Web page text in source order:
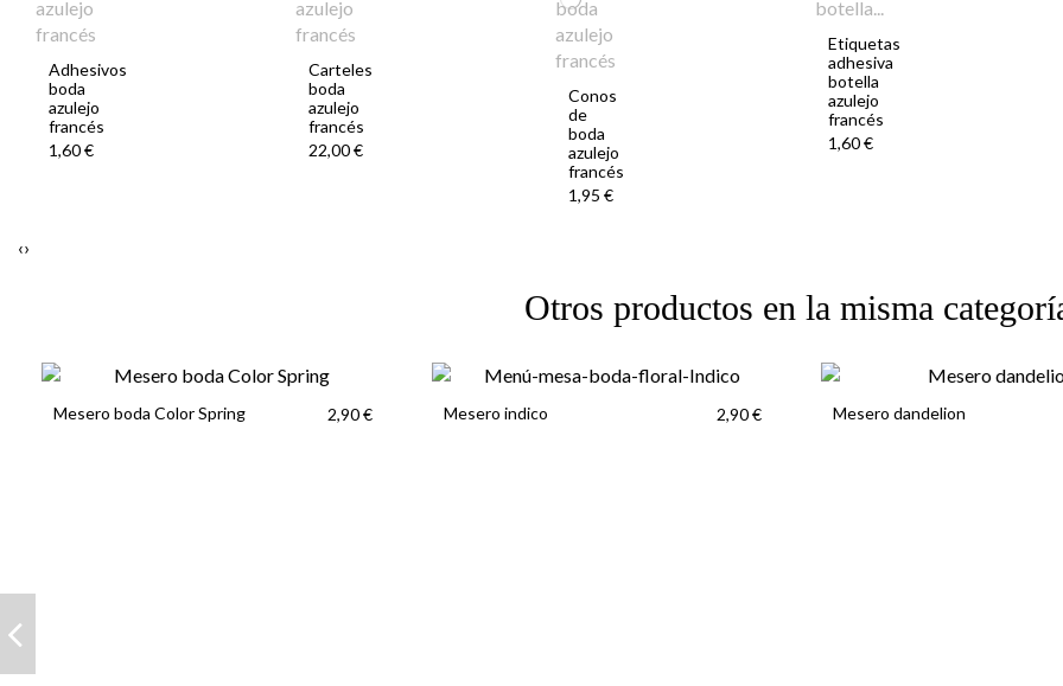
Adhesivos
boda
azulejo
francés
1,60 €
Carteles
boda
azulejo
francés
22,00 €
Conos
de
boda
azulejo
francés
1,95 €
Etiquetas
adhesiva
botella
azulejo
francés
1,60 €
‹›
Otros productos en la misma
Mesero boda Color Spring 2,90 € Mesero indico 2,90 € Mesero dandelion